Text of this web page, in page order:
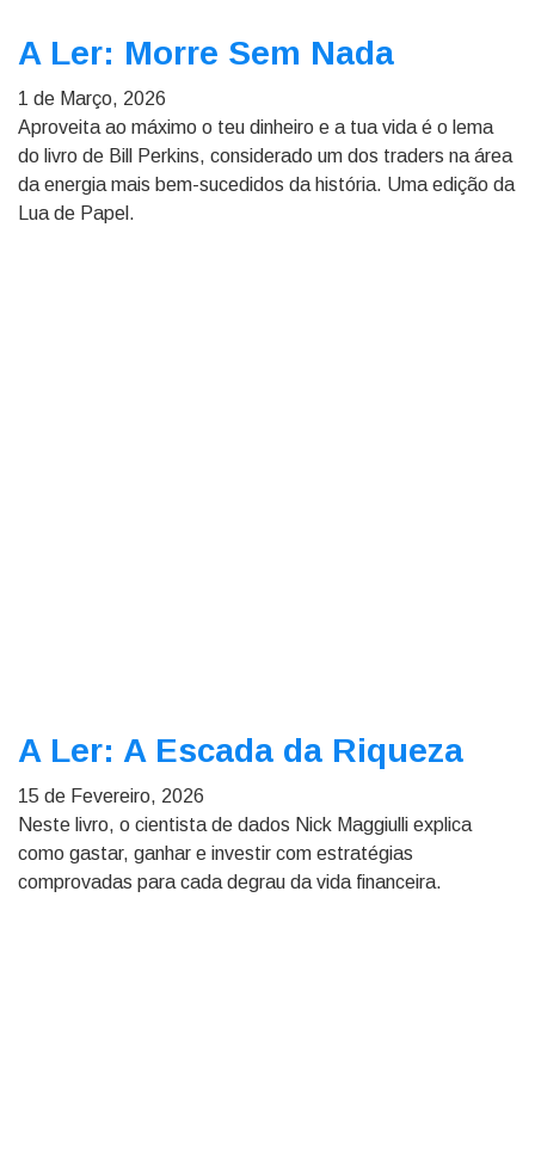
A Ler: Morre Sem Nada
1 de Março, 2026
Aproveita ao máximo o teu dinheiro e a tua vida é o lema
do livro de Bill Perkins, considerado um dos traders na área
da energia mais bem-sucedidos da história. Uma edição da
Lua de Papel.
A Ler: A Escada da Riqueza
15 de Fevereiro, 2026
Neste livro, o cientista de dados Nick Maggiulli explica
como gastar, ganhar e investir com estratégias
comprovadas para cada degrau da vida financeira.